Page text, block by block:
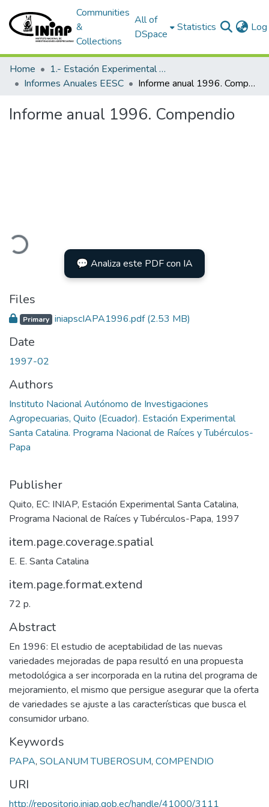
Communities
&
Collections
All of
DSpace
Statistics
Home
1.- Estación Experimental Santa Catalina
Informes Anuales EESC
Informe anual 1996. Compendio
Informe anual 1996. Compendio
💬 Analiza este PDF con IA
Files
Primary iniapscIAPA1996.pdf(2.53 MB)
Date
1997-02
Authors
Instituto Nacional Autónomo de Investigaciones
Agropecuarias, Quito (Ecuador). Estación Experimental
Santa Catalina. Programa Nacional de Raíces y Tubérculos-
Papa
Publisher
Quito, EC: INIAP, Estación Experimental Santa Catalina,
Programa Nacional de Raíces y Tubérculos-Papa, 1997
item.page.coverage.spatial
E. E. Santa Catalina
item.page.format.extend
72 p.
Abstract
En 1996: El estudio de aceptabilidad de las nuevas
variedades mejoradas de papa resultó en una propuesta
metodológica a ser incorporada en la rutina del programa de
mejoramiento, el mismo que persigue asegurar que la oferta
de variedades se ajuste a las características que busca el
consumidor urbano.
Keywords
PAPA, SOLANUM TUBEROSUM, COMPENDIO
URI
http://repositorio.iniap.gob.ec/handle/41000/3111